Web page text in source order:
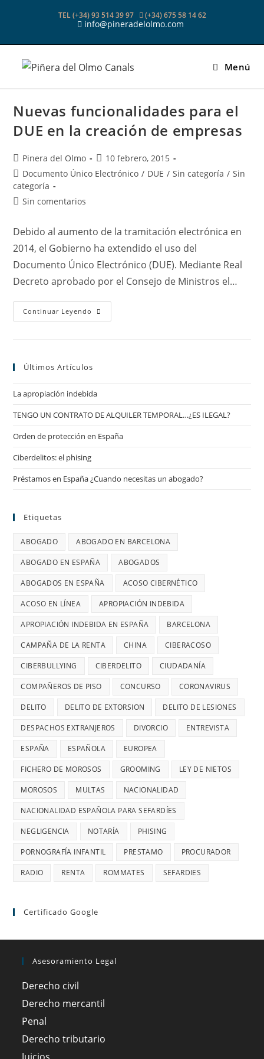
TEL (+34) 93 514 39 97 (+34) 675 58 14 62
info@pineradelolmo.com
Menú
Nuevas funcionalidades para el
DUE en la creación de empresas
Autor
de
la
entrada:
Pinera del Olmo
Publicación
de
10 febrero, 2015
Categoría
de
la
Documento Único Electrónico / DUE / Sin categoría / Sin
categoría
Comentarios
la
entrada:
Sin comentarios
Debido al aumento de la tramitación electrónica en
2014, el Gobierno ha extendido el uso del
Documento Único Electrónico (DUE). Mediante Real
Decreto aprobado por el Consejo de Ministros el…
Continuar Leyendo Nuevas
Funcionalidades
Creación
Últimos Artículos
La apropiación indebida
TENGO UN CONTRATO DE ALQUILER TEMPORAL…¿ES ILEGAL?
Orden de protección en España
Ciberdelitos: el phising
Préstamos en España ¿Cuando necesitas un abogado?
Etiquetas
ABOGADO ABOGADO EN BARCELONA
ABOGADO EN ESPAÑA ABOGADOS
ABOGADOS EN ESPAÑA ACOSO CIBERNÉTICO
ACOSO EN LÍNEA APROPIACIÓN INDEBIDA
APROPIACIÓN INDEBIDA EN ESPAÑA BARCELONA
CAMPAÑA DE LA RENTA CHINA CIBERACOSO
CIBERBULLYING CIBERDELITO CIUDADANÍA
COMPAÑEROS DE PISO CONCURSO CORONAVIRUS
DELITO DELITO DE EXTORSION DELITO DE LESIONES
DESPACHOS EXTRANJEROS DIVORCIO ENTREVISTA
ESPAÑA ESPAÑOLA EUROPEA
FICHERO DE MOROSOS GROOMING LEY DE NIETOS
MOROSOS MULTAS NACIONALIDAD
NACIONALIDAD ESPAÑOLA PARA SEFARDÍES
NEGLIGENCIA NOTARÍA PHISING
PORNOGRAFÍA INFANTIL PRESTAMO PROCURADOR
RADIO RENTA ROMMATES SEFARDIES
Certificado Google
Asesoramiento Legal
Derecho civil
Derecho mercantil
Penal
Derecho tributario